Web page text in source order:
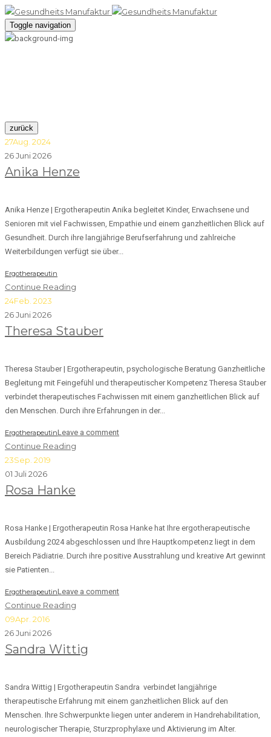
Toggle navigation
zurück
27Aug. 2024
26 Juni 2026
Anika Henze
Anika Henze | Ergotherapeutin Anika begleitet Kinder, Erwachsene und
Senioren mit viel Fachwissen, Empathie und einem ganzheitlichen Blick auf
Gesundheit. Durch ihre langjährige Berufserfahrung und zahlreiche
Weiterbildungen verfügt sie über...
Ergotherapeutin
Continue Reading
24Feb. 2023
26 Juni 2026
Theresa Stauber
Theresa Stauber | Ergotherapeutin, psychologische Beratung Ganzheitliche
Begleitung mit Feingefühl und therapeutischer Kompetenz Theresa Stauber
verbindet therapeutisches Fachwissen mit einem ganzheitlichen Blick auf
den Menschen. Durch ihre Erfahrungen in der...
ErgotherapeutinLeave a comment
Continue Reading
23Sep. 2019
01 Juli 2026
Rosa Hanke
Rosa Hanke | Ergotherapeutin Rosa Hanke hat Ihre ergotherapeutische
Ausbildung 2024 abgeschlossen und Ihre Hauptkompetenz liegt in dem
Bereich Pädiatrie. Durch ihre positive Ausstrahlung und kreative Art gewinnt
sie Patienten...
ErgotherapeutinLeave a comment
Continue Reading
09Apr. 2016
26 Juni 2026
Sandra Wittig
Sandra Wittig | Ergotherapeutin Sandra verbindet langjährige
therapeutische Erfahrung mit einem ganzheitlichen Blick auf den
Menschen. Ihre Schwerpunkte liegen unter anderem in Handrehabilitation,
neurologischer Therapie, Sturzprophylaxe und Aktivierung im Alter.